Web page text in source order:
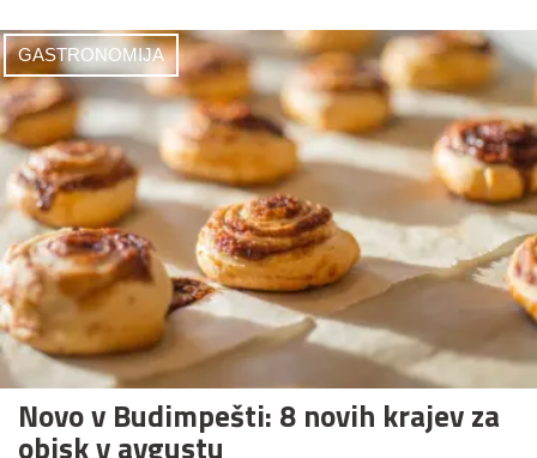
GASTRONOMIJA
Novo v Budimpešti: 8 novih krajev za
obisk v avgustu